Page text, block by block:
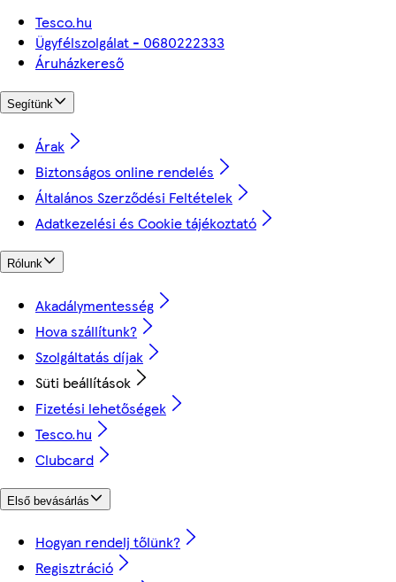
Tesco.hu
Ügyfélszolgálat - 0680222333
Áruházkereső
Segítünk
Árak
Biztonságos online rendelés
Általános Szerződési Feltételek
Adatkezelési és Cookie tájékoztató
Rólunk
Akadálymentesség
Hova szállítunk?
Szolgáltatás díjak
Süti beállítások
Fizetési lehetőségek
Tesco.hu
Clubcard
Első bevásárlás
Hogyan rendelj tőlünk?
Regisztráció